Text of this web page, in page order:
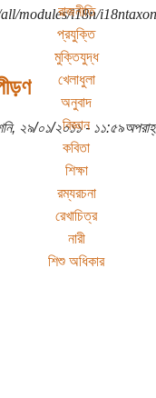
রাজনীতি
প্রযুক্তি
মুক্তিযুদ্ধ
খেলাধুলা
অনুবাদ
বিজ্ঞান
কবিতা
শিক্ষা
রম্যরচনা
রেখাচিত্র
নারী
শিশু অধিকার
modules/i18n/
২৯/০১/২০১১ -